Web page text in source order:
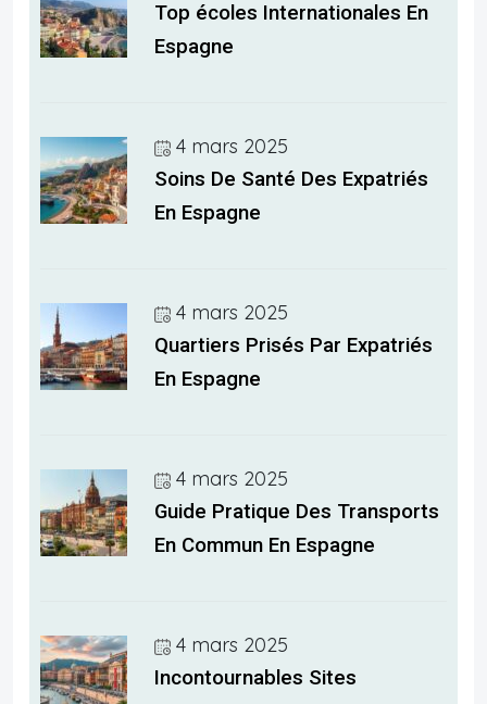
Top écoles Internationales En
Espagne
4 mars 2025
Soins De Santé Des Expatriés
En Espagne
4 mars 2025
Quartiers Prisés Par Expatriés
En Espagne
4 mars 2025
Guide Pratique Des Transports
En Commun En Espagne
4 mars 2025
Incontournables Sites